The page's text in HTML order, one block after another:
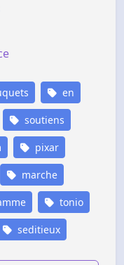
en
soutiens
pixar
marche
tonio
seditieux